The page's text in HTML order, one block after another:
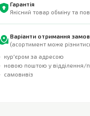
Гарантія
Якісний товар обміну та
Варіанти отримання
(асортимент може
кур'єром за адресою
новою поштою у відділення/
самовивіз